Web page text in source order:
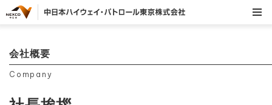
会社概要
Company